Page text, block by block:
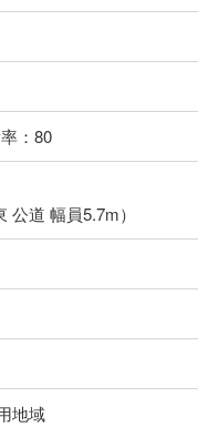
する
：80
道 幅員5.7m）
地域